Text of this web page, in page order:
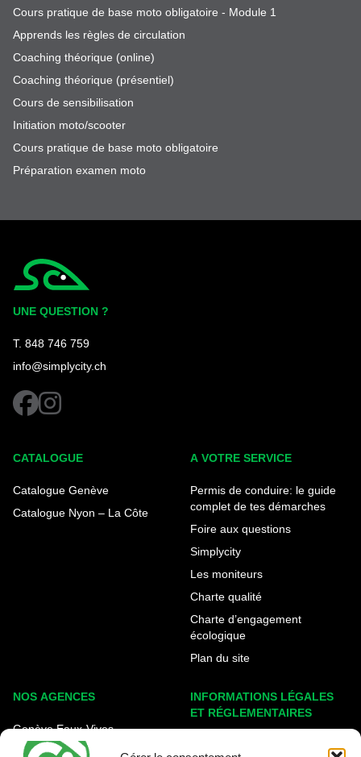
Cours pratique de base moto obligatoire - Module 1
Apprends les règles de circulation
Coaching théorique (online)
Coaching théorique (présentiel)
Cours de sensibilisation
Initiation moto/scooter
Cours pratique de base moto obligatoire
Préparation examen moto
UNE QUESTION ?
T. 848 746 759
info@simplycity.ch
facebookinstagram
CATALOGUE
Catalogue Genève
Catalogue Nyon – La Côte
A VOTRE SERVICE
Permis de conduire: le guide
complet de tes démarches
Foire aux questions
Simplycity
Les moniteurs
Charte qualité
Charte d’engagement
écologique
Plan du site
NOS AGENCES
Genève Eaux-Vives
Carouge - Rondeau
INFORMATIONS LÉGALES
ET RÉGLEMENTAIRES